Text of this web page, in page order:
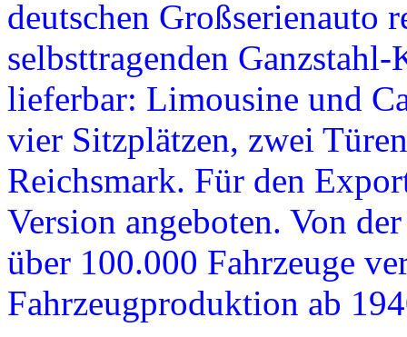
deutschen Großserienauto
selbsttragenden
lieferbar: Limousine und
vier Sitzplätzen, zwei
Reichsmark. Für den
Version angeboten. Von
über 100.000 Fahrzeuge
Fahrzeugproduktion ab